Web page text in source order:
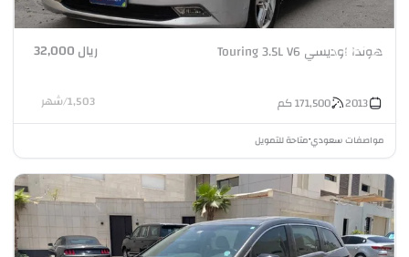
هوندا اوديسي Touring 3.5L V6 ريال 32,000
2013
171,500كم 1,503
/شهر
مواصفات سعودي•متاحة للتمويل